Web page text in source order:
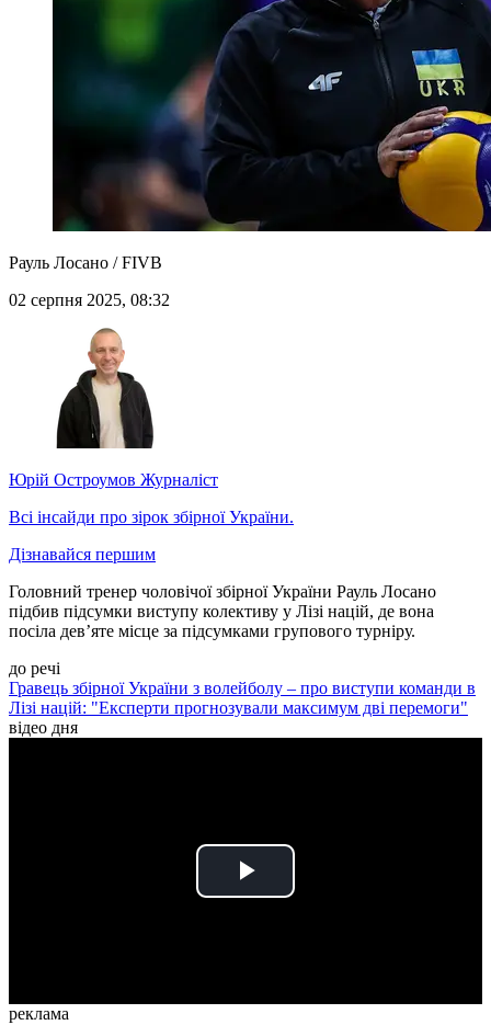
Рауль Лосано / FIVB
02 серпня 2025, 08:32
Юрій Остроумов Журналіст
Всі інсайди про зірок збірної України.
Дізнавайся першим
Головний тренер чоловічої збірної України Рауль Лосано
підбив підсумки виступу колективу у Лізі націй, де вона
посіла дев’яте місце за підсумками групового турніру.
до речі
Гравець збірної України з волейболу – про виступи команди в
Лізі націй: "Експерти прогнозували максимум дві перемоги"
відео дня
Play
реклама